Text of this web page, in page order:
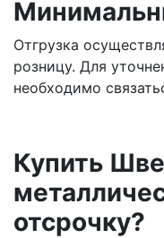
Отгрузка
розницу. Для
необходимо
Купить
отсрочку?